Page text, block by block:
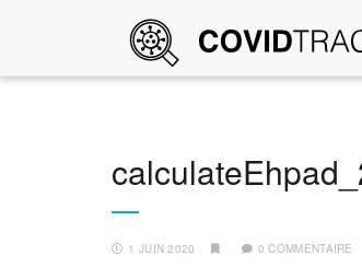
1 JUIN 2020 0 COMMENTAIRE